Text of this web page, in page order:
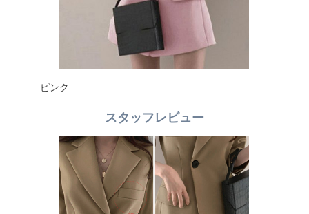
ピンク
スタッフレビュー